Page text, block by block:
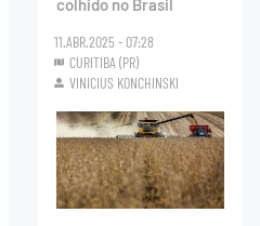
colhido no Brasil
11.ABR.2025 - 07:28
CURITIBA (PR)
VINICIUS KONCHINSKI